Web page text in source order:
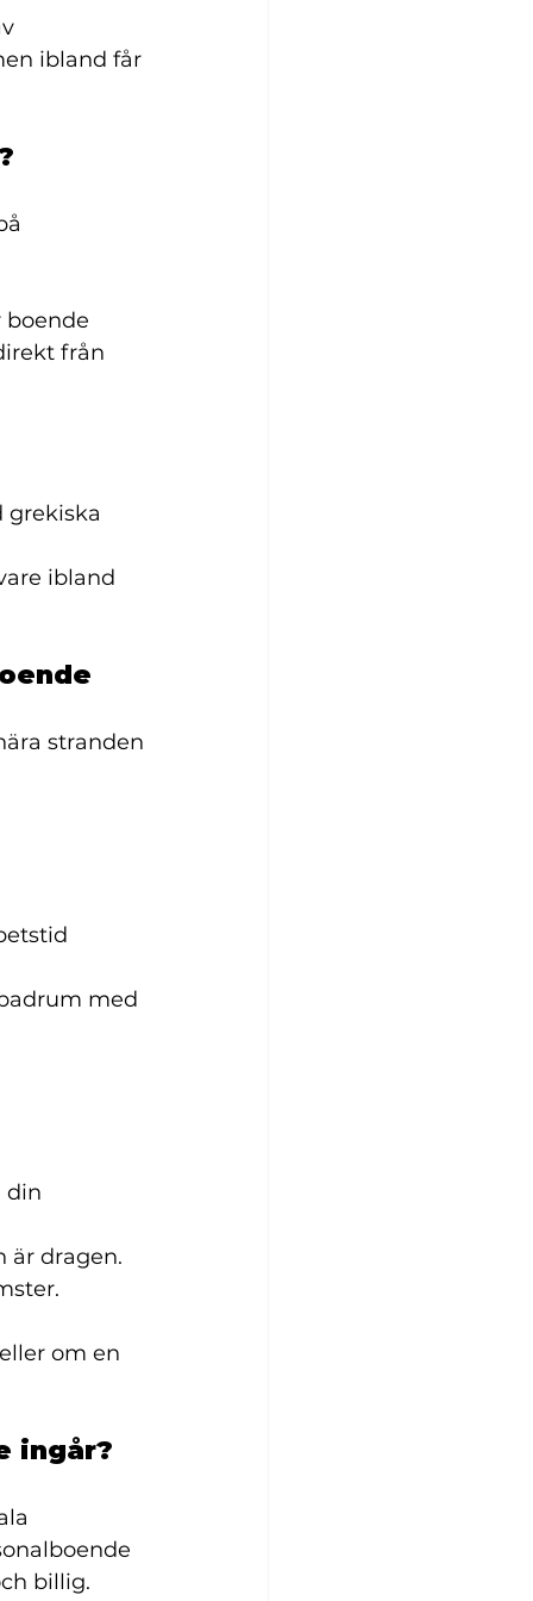
ibland får
boende
från
grekiska
ibland
stranden
med
din
är dragen.
om en
ingår?
billig.